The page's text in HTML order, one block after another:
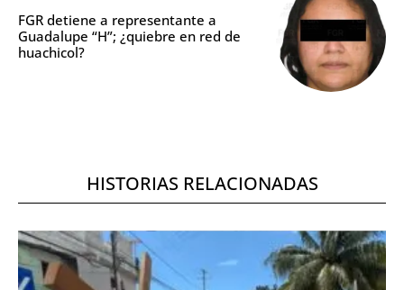
FGR detiene a representante a
Guadalupe “H”; ¿quiebre en red de
huachicol?
HISTORIAS RELACIONADAS